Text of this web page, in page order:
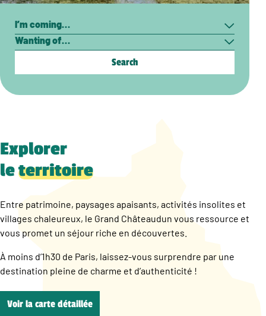
Search
Explorer
leterritoire
Entre patrimoine, paysages apaisants, activités insolites et
villages chaleureux, le Grand Châteaudun vous ressource et
vous promet un séjour riche en découvertes.
À moins d’1h30 de Paris, laissez-vous surprendre par une
destination pleine de charme et d’authenticité !
Voir la carte détaillée